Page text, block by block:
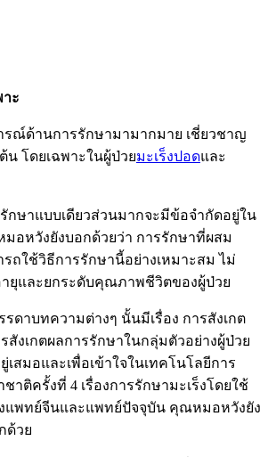
ะ
รณ์ด้านการรักษามามากมาย เชี่ยวชาญ
น โดยเฉพาะในผู้ป่วยมะเร็งปอดและ
กษาแบบเดียวส่วนมากจะมีข้อจำกัดอยู่ใน
อหวังยังบอกด้วยว่า การรักษาที่ผสม
ใช้วิธีการรักษานี้อย่างเหมาะสม ไม่
ายุและยกระดับคุณภาพชีวิตของผู้ป่วย
ดาบทความต่างๆ นั้นมีเรื่อง การสังเกต
สังเกตผลการรักษาในกลุ่มตัวอย่างผู้ป่วย
มอและเพื่อเข้าใจในเทคโนโลยีการ
ติครั้งที่ 4 เรื่องการรักษามะเร็งโดยใช้
แพทย์จีนและแพทย์ปัจจุบัน คุณหมอหวังยัง
ด้วย